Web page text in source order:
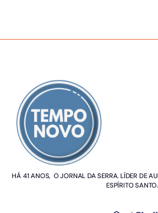
HÁ 41 ANOS, O JORNAL DA SERRA. LÍDER DE
ESPÍRITO SANTO.